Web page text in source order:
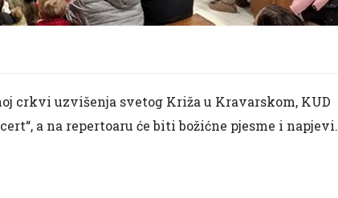
crkvi uzvišenja svetog Križa u Kravarskom, KUD
a na repertoaru će biti božićne pjesme i napjevi.